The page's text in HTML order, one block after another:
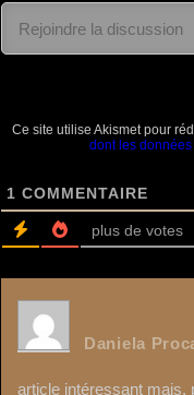
Ce site utilise Akismet pour
dont les
1 COMMENTAIRE
plus de votes
Daniela
article intéressant mais,